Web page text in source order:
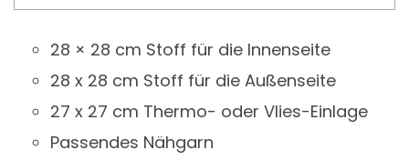
28 × 28 cm Stoff für die Innenseite
28 x 28 cm Stoff für die Außenseite
27 x 27 cm Thermo- oder Vlies-Einlage
Passendes Nähgarn